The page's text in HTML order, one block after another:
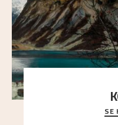
Et ruvende fjell
sterk kontrast til
SE